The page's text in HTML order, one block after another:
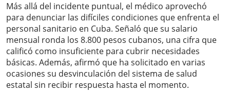
Más allá del incidente puntual, el médico aprovechó
para denunciar las difíciles condiciones que enfrenta el
personal sanitario en Cuba. Señaló que su salario
mensual ronda los 8.800 pesos cubanos, una cifra que
calificó como insuficiente para cubrir necesidades
básicas. Además, afirmó que ha solicitado en varias
ocasiones su desvinculación del sistema de salud
estatal sin recibir respuesta hasta el momento.